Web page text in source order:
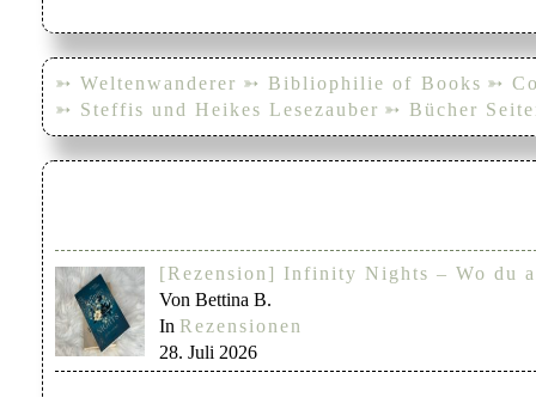
➳ Weltenwanderer ➳ Bibliophilie of Books ➳
➳ Steffis und Heikes Lesezauber ➳ Bücher
[Rezension] Infinity Nights – Wo du
Von Bettina B.
In Rezensionen
28. Juli 2026